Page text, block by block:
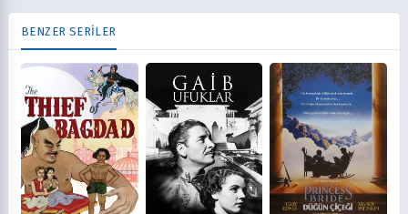
BENZER SERİLER